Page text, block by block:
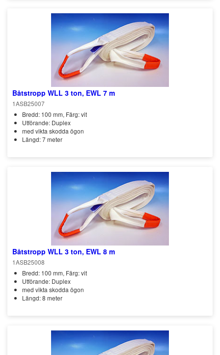
Båtstropp WLL 3 ton, EWL 7 m
1ASB25007
Bredd: 100 mm, Färg: vit
Utförande: Duplex
med vikta skodda ögon
Längd: 7 meter
Båtstropp WLL 3 ton, EWL 8 m
1ASB25008
Bredd: 100 mm, Färg: vit
Utförande: Duplex
med vikta skodda ögon
Längd: 8 meter